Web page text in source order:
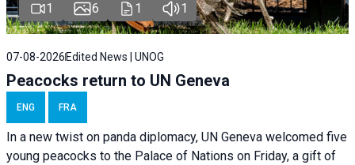
1 6 1 1
07-08-2026 Edited News | UNOG
Peacocks return to UN Geneva
ENG FRA
In a new twist on panda diplomacy, UN Geneva welcomed five
young peacocks to the Palace of Nations on Friday, a gift of